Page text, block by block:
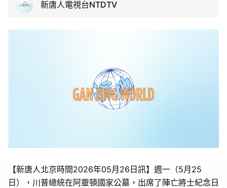
新唐人電視台NTDTV
【新唐人北京時間2026年05月26日訊】週一（5月25
日），川普總統在阿靈頓國家公墓，出席了陣亡將士紀念日